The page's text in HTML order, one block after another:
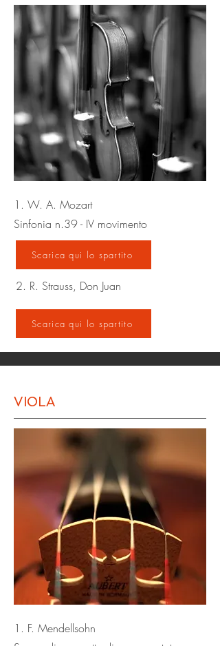
1. W. A. Mozart
Sinfonia n.39 - IV movimento
Scarica qui lo spartito
2. R. Strauss, Don Juan
Scarica qui lo spartito
VIOLA
1. F. Mendellsohn